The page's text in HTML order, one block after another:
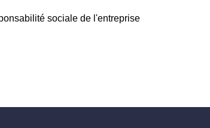
sociale de l'entreprise